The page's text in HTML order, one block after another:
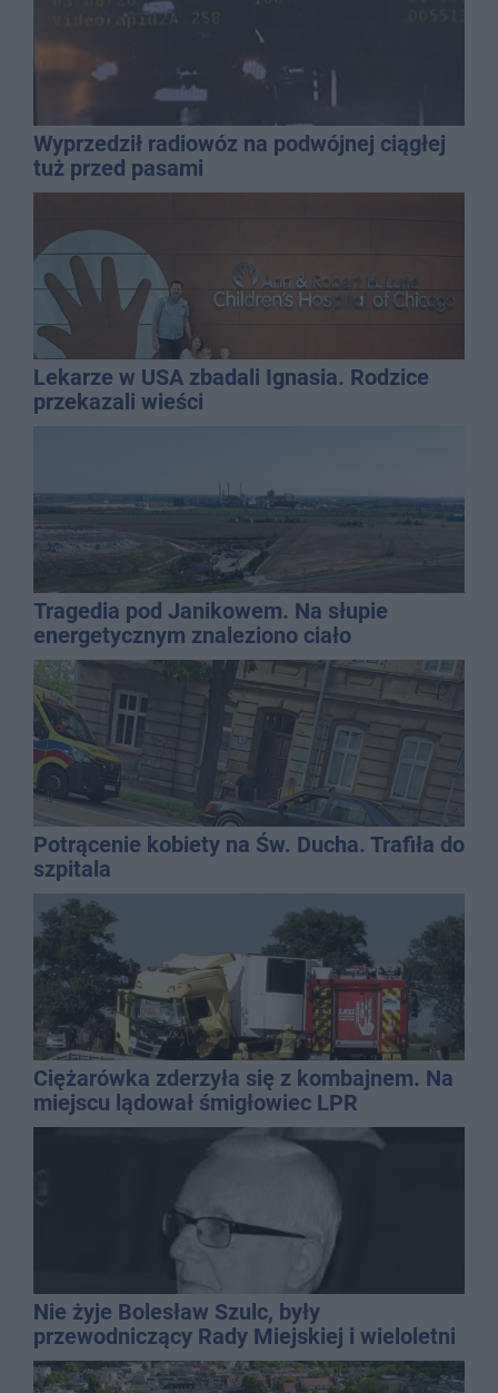
Wyprzedził radiowóz na podwójnej ciągłej
tuż przed pasami
Lekarze w USA zbadali Ignasia. Rodzice
przekazali wieści
Tragedia pod Janikowem. Na słupie
energetycznym znaleziono ciało
mężczyzny
Potrącenie kobiety na Św. Ducha. Trafiła do
szpitala
Ciężarówka zderzyła się z kombajnem. Na
miejscu lądował śmigłowiec LPR
Nie żyje Bolesław Szulc, były
przewodniczący Rady Miejskiej i wieloletni
dyrektor SP 14